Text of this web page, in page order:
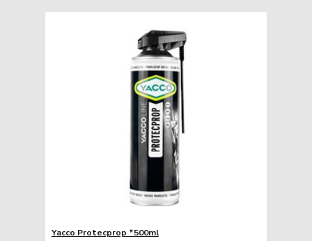
Yacco Protecprop *500ml